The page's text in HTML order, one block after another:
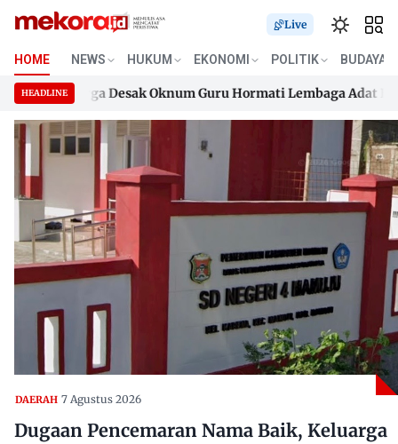
Skip
content
Live
HOME NEWS HUKUM EKONOMI POLITIK BUDAYA
HEADLINE
Keluarga Desak Oknum Guru Hormati Lembaga Adat
Keluarga Desak Oknum Guru Hormati Lembaga Adat
DAERAH 7 Agustus 2026
Dugaan Pencemaran Nama Baik, Keluarga